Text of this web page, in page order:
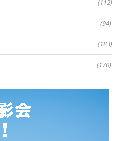
(112)
(94)
(183)
(170)